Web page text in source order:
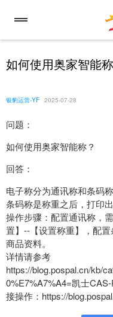
如何使用奥家智能
银豹运营-YF 2025-07-28
问题：
如何使用奥家智能称？
回答：
电子称分为通讯称和条码
条码称是称重之后，打印
操作步骤：配置通讯称，
置】--【设置称重】，配
商品资料。
详情请参考
https://blog.pospal.cn/kb/
0%E7%A7%A4=凯士
接操作：https://